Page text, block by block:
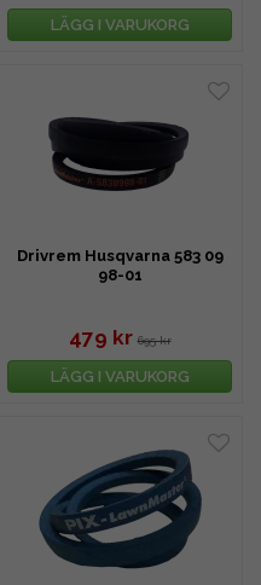
LÄGG I VARUKORG
Drivrem Husqvarna 583 09
98-01
479 kr 695 kr
LÄGG I VARUKORG